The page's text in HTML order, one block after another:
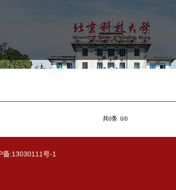
共0条 0/0
:13030111号-1